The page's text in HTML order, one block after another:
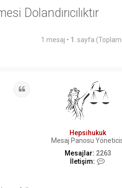
Dolandırıcılıktır
1 mesaj • 1 . sayfa (Toplam
Hepsihukuk
Mesaj Panosu
Mesajlar: 2263
İletişim: